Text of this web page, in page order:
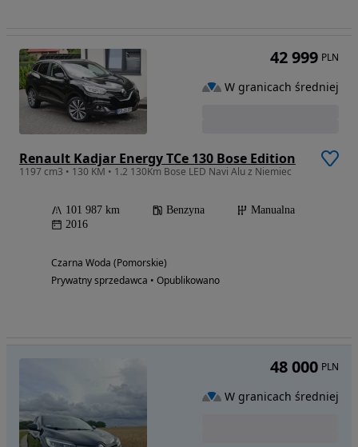
Renault Kadjar Energy TCe 130 Bose Edition
1197 cm3 • 130 KM • 1.2 130Km Bose LED Navi Alu z Niemiec
101 987 km Benzyna
Manualna
2016
Czarna Woda (Pomorskie)
Prywatny sprzedawca • Opublikowano
42 999 PLN
W granicach średniej
48 000 PLN
W granicach średniej